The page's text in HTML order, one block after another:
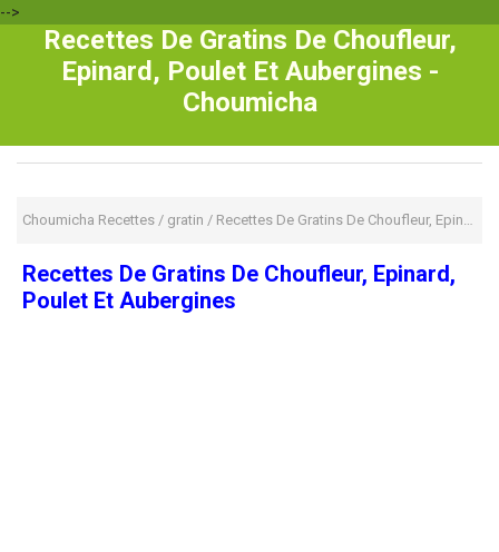
-->
Recettes De Gratins De Choufleur,
Epinard, Poulet Et Aubergines -
Choumicha
Choumicha Recettes / gratin / Recettes De Gratins De Choufleur, Epinard, Poulet Et Aubergines
Recettes De Gratins De Choufleur, Epinard,
Poulet Et Aubergines